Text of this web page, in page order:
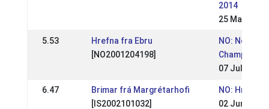
2014
25 May 2014
5.53
Hrefna fra Ebru
[NO2001204198]
NO:
07 Jul 2013
6.47
Brimar frá Margrétarhofi
[IS2002101032]
NO:
02 Jun 2013